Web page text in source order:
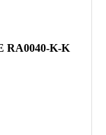
RA0040-K-K